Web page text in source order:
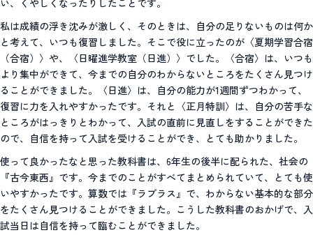
私は成績の浮き沈みが激しく、そのときは、自分の足りないものは何か
と考えて、いつも復習しました。そこで役に立ったのが〈夏期学習合宿
（合宿）〉や、〈日曜進学教室（日進）〉でした。〈合宿〉は、いつも
より集中ができて、今までの自分のわからないところをたくさん見つけ
ることができました。〈日進〉は、自分の能力が1週間ずつわかって、
復習に力を入れやすかったです。それと〈正月特訓〉は、自分の苦手な
ところがはっきりとわかって、入試の直前に見直しをすることができた
ので、自信を持って入試を受けることができ、とても助かりました。
使って良かったなと思った教科書は、6年生の後半に配られた、社会の
『古今東西』です。今までのことがすべてまとめられていて、とても使
いやすかったです。算数では『ラプラス』で、わからない基本的な部分
をたくさん見つけることができました。こうした教科書のおかげで、入
試当日は自信を持って臨むことができました。